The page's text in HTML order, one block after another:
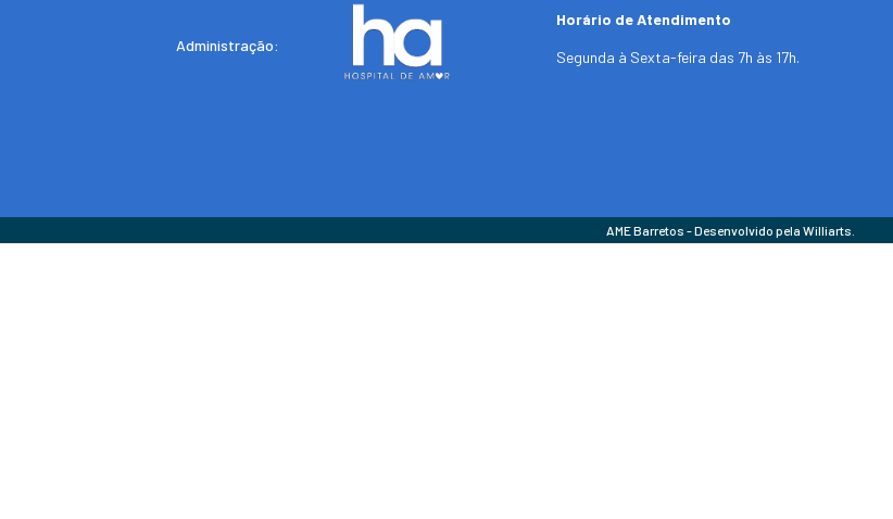
Administração:
Horário de Atendimento
Segunda à Sexta-feira das 7h às 17h.
AME Barretos - Desenvolvido pela Williarts.